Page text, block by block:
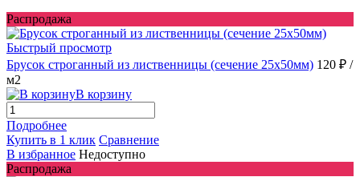
Распродажа
Быстрый просмотр
Брусок строганный из лиственницы (сечение 25x50мм) 120 ₽ /
м2
В корзину
Подробнее
Купить в 1 клик Сравнение
В избранное Недоступно
Распродажа